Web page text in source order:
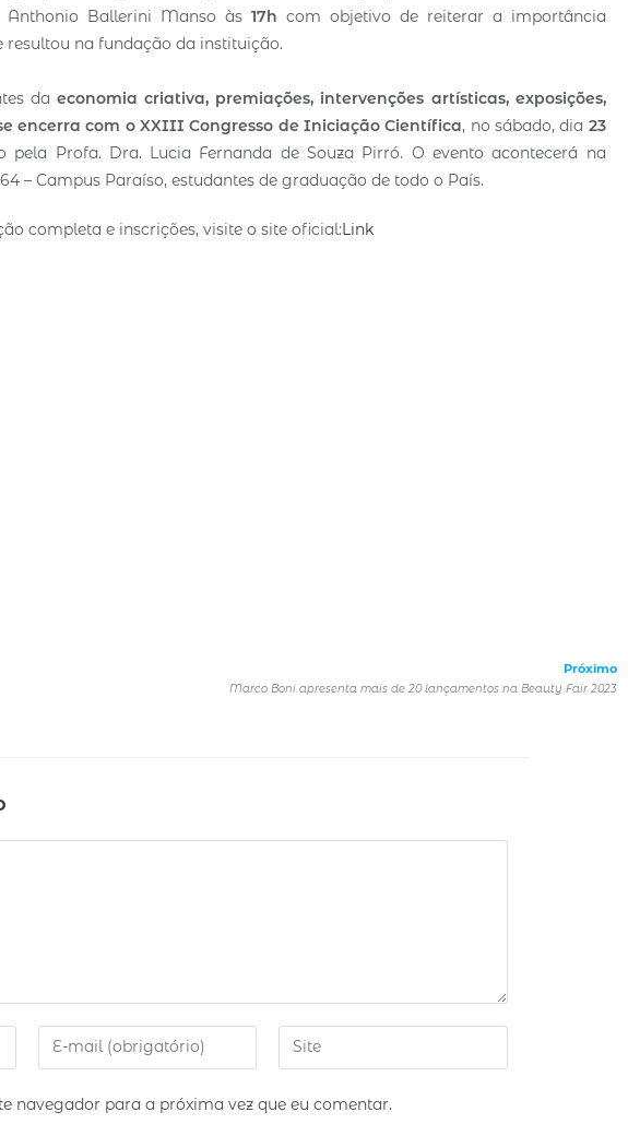
Anthonio Ballerini Manso às 17h com objetivo de reiterar a importância
resultou na fundação da instituição.
daeconomia criativa, premiações, intervenções artísticas, exposições,
encerra com oXXIII Congresso de Iniciação Científica, no sábado, dia 23
pela Profa. Dra. Lucia Fernanda de Souza Pirró. O evento acontecerá na
– Campus Paraíso, estudantes de graduação de todo o País.
completa e inscrições, visite o site oficial:Link
Próximo
Marco Boni apresenta mais de 20 lançamentos na Beauty Fair 2023
navegador para a próxima vez que eu comentar.